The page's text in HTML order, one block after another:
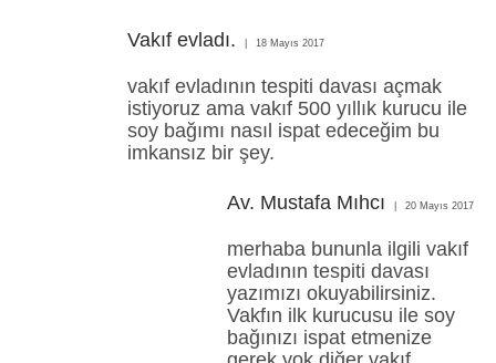
Vakıf evladı. 18 Mayıs 2017
vakıf evladının tespiti davası açmak
istiyoruz ama vakıf 500 yıllık kurucu ile
soy bağımı nasıl ispat edeceğim bu
imkansız bir şey.
Av. Mustafa Mıhcı 20 Mayıs 2017
merhaba bununla ilgili vakıf
evladının tespiti davası
yazımızı okuyabilirsiniz.
Vakfın ilk kurucusu ile soy
bağınızı ispat etmenize